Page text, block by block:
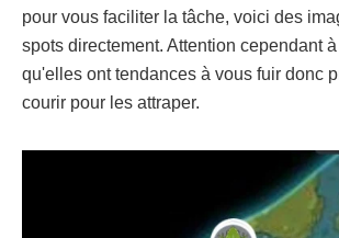
pour vous faciliter la tâche, voici des
spots directement. Attention cependant
qu'elles ont tendances à vous fuir donc
courir pour les attraper.